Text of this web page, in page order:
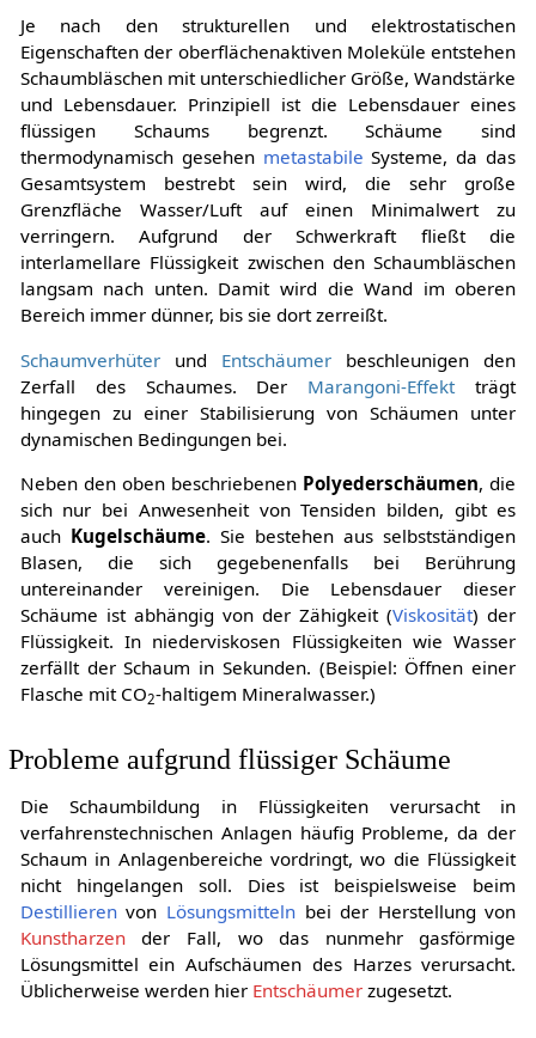
Je nach den strukturellen und elektrostatischen
Eigenschaften der oberflächenaktiven Moleküle entstehen
Schaumbläschen mit unterschiedlicher Größe, Wandstärke
und Lebensdauer. Prinzipiell ist die Lebensdauer eines
flüssigen Schaums begrenzt. Schäume sind
thermodynamisch gesehen metastabile Systeme, da das
Gesamtsystem bestrebt sein wird, die sehr große
Grenzfläche Wasser/Luft auf einen Minimalwert zu
verringern. Aufgrund der Schwerkraft fließt die
interlamellare Flüssigkeit zwischen den Schaumbläschen
langsam nach unten. Damit wird die Wand im oberen
Bereich immer dünner, bis sie dort zerreißt.
Schaumverhüterund Entschäumer beschleunigen den
Zerfall des Schaumes. Der Marangoni-Effekt trägt
hingegen zu einer Stabilisierung von Schäumen unter
dynamischen Bedingungen bei.
Neben den oben beschriebenen Polyederschäumen, die
sich nur bei Anwesenheit von Tensiden bilden, gibt es
auch Kugelschäume. Sie bestehen aus selbstständigen
Blasen, die sich gegebenenfalls bei Berührung
untereinander vereinigen. Die Lebensdauer dieser
Schäume ist abhängig von der Zähigkeit (Viskosität) der
Flüssigkeit. In niederviskosen Flüssigkeiten wie Wasser
zerfällt der Schaum in Sekunden. (Beispiel: Öffnen einer
Flasche mit CO2-haltigem Mineralwasser.)
Probleme aufgrund flüssiger Schäume
Die Schaumbildung in Flüssigkeiten verursacht in
verfahrenstechnischen Anlagen häufig Probleme, da der
Schaum in Anlagenbereiche vordringt, wo die Flüssigkeit
nicht hingelangen soll. Dies ist beispielsweise beim
Destillierenvon Lösungsmittelnbei der Herstellung von
Kunstharzender Fall, wo das nunmehr gasförmige
Lösungsmittel ein Aufschäumen des Harzes verursacht.
Üblicherweise werden hier Entschäumerzugesetzt.